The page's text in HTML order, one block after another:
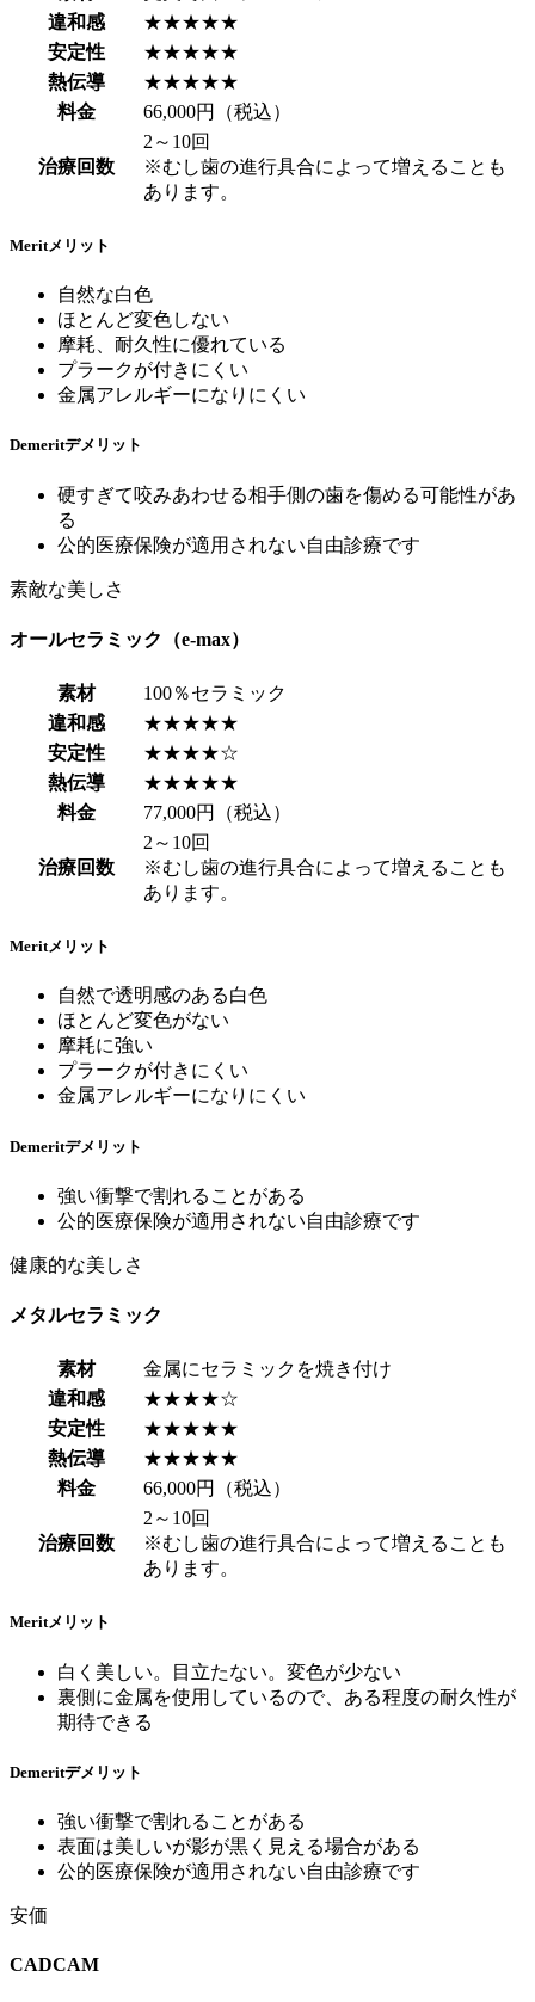
違和感
★★★★★
安定性
★★★★★
熱伝導
★★★★★
料金
66,000円（税込）
治療回数
2～10回
※むし歯の進行具合によって増えることも
あります。
Meritメリット
自然な白色
ほとんど変色しない
摩耗、耐久性に優れている
プラークが付きにくい
金属アレルギーになりにくい
Demeritデメリット
硬すぎて咬みあわせる相手側の歯を傷める可能性があ
る
公的医療保険が適用されない自由診療です
素敵な美しさ
オールセラミック（e-max）
素材
100％セラミック
違和感
★★★★★
安定性
★★★★☆
熱伝導
★★★★★
料金
77,000円（税込）
治療回数
2～10回
※むし歯の進行具合によって増えることも
あります。
Meritメリット
自然で透明感のある白色
ほとんど変色がない
摩耗に強い
プラークが付きにくい
金属アレルギーになりにくい
Demeritデメリット
強い衝撃で割れることがある
公的医療保険が適用されない自由診療です
健康的な美しさ
メタルセラミック
素材
金属にセラミックを焼き付け
違和感
★★★★☆
安定性
★★★★★
熱伝導
★★★★★
料金
66,000円（税込）
治療回数
2～10回
※むし歯の進行具合によって増えることも
あります。
Meritメリット
白く美しい。目立たない。変色が少ない
裏側に金属を使用しているので、ある程度の耐久性が
期待できる
Demeritデメリット
強い衝撃で割れることがある
表面は美しいが影が黒く見える場合がある
公的医療保険が適用されない自由診療です
安価
CADCAM